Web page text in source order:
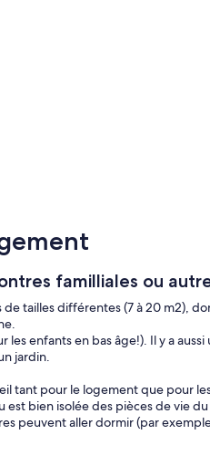
familliales ou
tailles différentes (7 à 20 m2),
les enfants en bas âge!). Il y a
jardin.
tant pour le logement que pour
bien isolée des pièces de vie
peuvent aller dormir (par